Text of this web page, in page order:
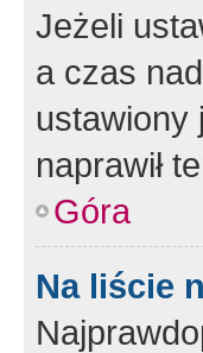
Jeżeli
a czas
ustawiony
naprawił
Góra
Na liście